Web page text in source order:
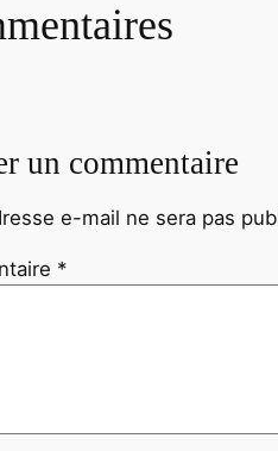
un commentaire
e-mail ne sera pas
*